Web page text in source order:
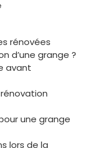
rénovées
d’une grange ?
avant
une grange
lors de la